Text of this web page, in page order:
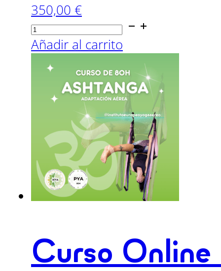
350,00 €
Curso
Online
30H
Training
Yoga
cantidad
Añadir al carrito
Curso